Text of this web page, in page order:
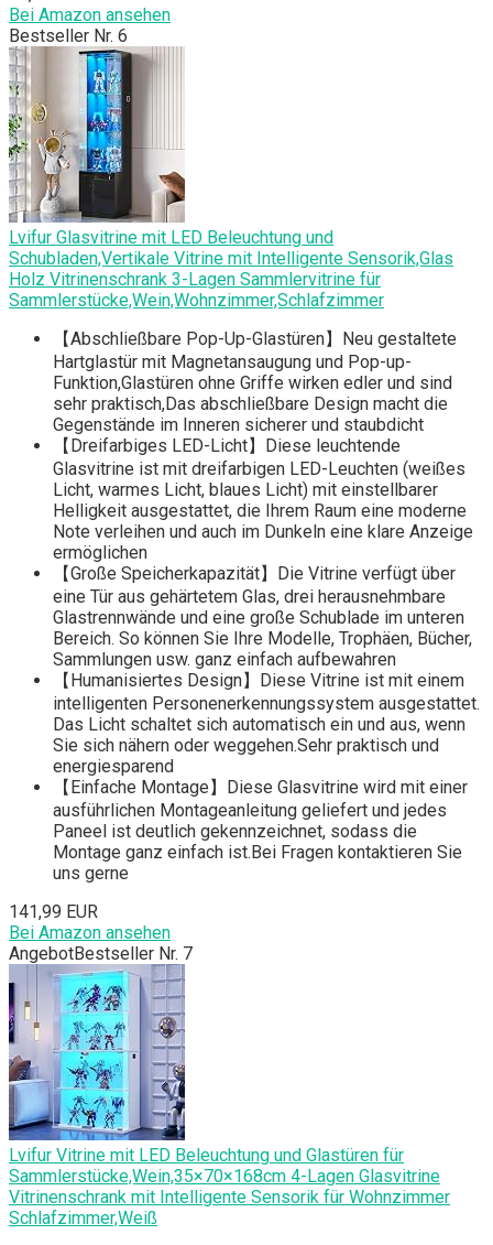
Bei Amazon ansehen
Bestseller Nr. 6
Lvifur Glasvitrine mit LED Beleuchtung und
Schubladen,Vertikale Vitrine mit Intelligente Sensorik,Glas
Holz Vitrinenschrank 3-Lagen Sammlervitrine für
Sammlerstücke,Wein,Wohnzimmer,Schlafzimmer
【Abschließbare Pop-Up-Glastüren】Neu gestaltete
Hartglastür mit Magnetansaugung und Pop-up-
Funktion,Glastüren ohne Griffe wirken edler und sind
sehr praktisch,Das abschließbare Design macht die
Gegenstände im Inneren sicherer und staubdicht
【Dreifarbiges LED-Licht】Diese leuchtende
Glasvitrine ist mit dreifarbigen LED-Leuchten (weißes
Licht, warmes Licht, blaues Licht) mit einstellbarer
Helligkeit ausgestattet, die Ihrem Raum eine moderne
Note verleihen und auch im Dunkeln eine klare Anzeige
ermöglichen
【Große Speicherkapazität】Die Vitrine verfügt über
eine Tür aus gehärtetem Glas, drei herausnehmbare
Glastrennwände und eine große Schublade im unteren
Bereich. So können Sie Ihre Modelle, Trophäen, Bücher,
Sammlungen usw. ganz einfach aufbewahren
【Humanisiertes Design】Diese Vitrine ist mit einem
intelligenten Personenerkennungssystem ausgestattet.
Das Licht schaltet sich automatisch ein und aus, wenn
Sie sich nähern oder weggehen.Sehr praktisch und
energiesparend
【Einfache Montage】Diese Glasvitrine wird mit einer
ausführlichen Montageanleitung geliefert und jedes
Paneel ist deutlich gekennzeichnet, sodass die
Montage ganz einfach ist.Bei Fragen kontaktieren Sie
uns gerne
141,99 EUR
Bei Amazon ansehen
AngebotBestseller Nr. 7
Lvifur Vitrine mit LED Beleuchtung und Glastüren für
Sammlerstücke,Wein,35×70×168cm 4-Lagen Glasvitrine
Vitrinenschrank mit Intelligente Sensorik für Wohnzimmer
Schlafzimmer,Weiß